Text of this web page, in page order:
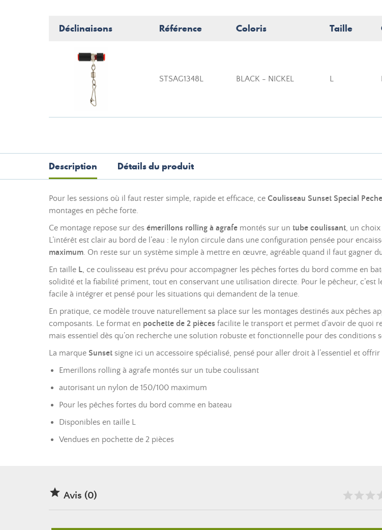
Déclinaisons Référence Coloris Taille
STSAG1348L BLACK - NICKEL L
Description Détails du produit
Pour les sessions où il faut rester simple, rapide et efficace, ce Coulisseau Sunset Special
montages en pêche forte.
Ce montage repose sur des émerillons rolling à agrafe montés sur un tube coulissant, un
L’intérêt est clair au bord de l’eau : le nylon circule dans une configuration pensée pour
maximum. On reste sur un système simple à mettre en œuvre, agréable quand il faut gagner
En taille L, ce coulisseau est prévu pour accompagner les pêches fortes du bord comme en
solidité et la fiabilité priment, tout en conservant une utilisation directe. Pour le pêcheur, c’est
facile à intégrer et pensé pour les situations qui demandent de la tenue.
En pratique, ce modèle trouve naturellement sa place sur les montages destinés aux pêches
composants. Le format en pochette de 2 pièces facilite le transport et permet d’avoir de quoi
mais essentiel dès qu’on recherche une solution robuste et fonctionnelle pour des conditions
La marque Sunset signe ici un accessoire spécialisé, pensé pour aller droit à l’essentiel et
Emerillons rolling à agrafe montés sur un tube coulissant
autorisant un nylon de 150/100 maximum
Pour les pêches fortes du bord comme en bateau
Disponibles en taille L
Vendues en pochette de 2 pièces
 Avis (0)